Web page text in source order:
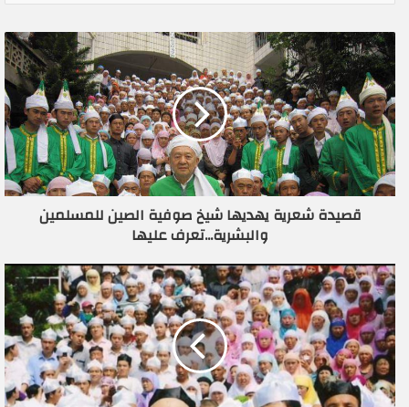
ي
د
ك
ا
ل
إ
ل
ك
ت
قصيدة شعرية يهديها شيخ صوفية الصين للمسلمين
والبشرية...تعرف عليها